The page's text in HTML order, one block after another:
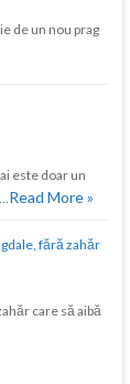
de un nou prag
este doar un
Read More »
fără zahăr
care să aibă